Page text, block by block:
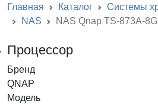
Главная Каталог
Системы
NAS
NAS Qnap TS-873A-
Процессор
Бренд
QNAP
Модель